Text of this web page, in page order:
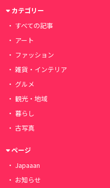
カテゴリー
すべての記事
アート
ファッション
雑貨・インテリア
グルメ
観光・地域
暮らし
古写真
ページ
Japaaan
お知らせ